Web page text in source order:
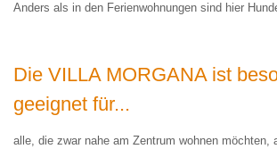
Anders als in den Ferienwohnungen sind hier
Die VILLA MORGANA ist
geeignet für...
alle, die zwar nahe am Zentrum wohnen möchten,